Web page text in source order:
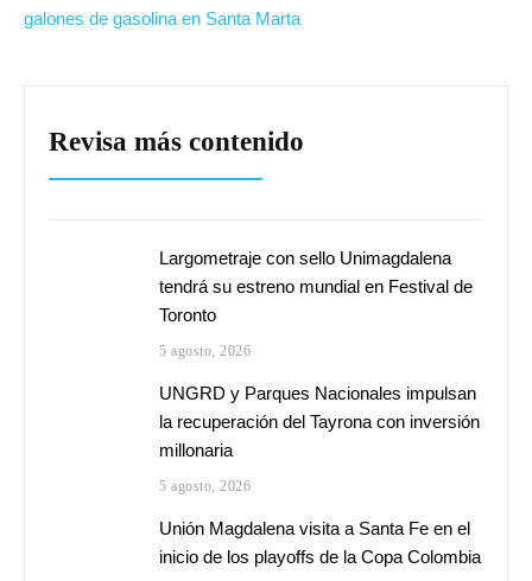
galones de gasolina en Santa Marta
Revisa más contenido
Largometraje con sello Unimagdalena
tendrá su estreno mundial en Festival de
Toronto
5 agosto, 2026
UNGRD y Parques Nacionales impulsan
la recuperación del Tayrona con inversión
millonaria
5 agosto, 2026
Unión Magdalena visita a Santa Fe en el
inicio de los playoffs de la Copa Colombia